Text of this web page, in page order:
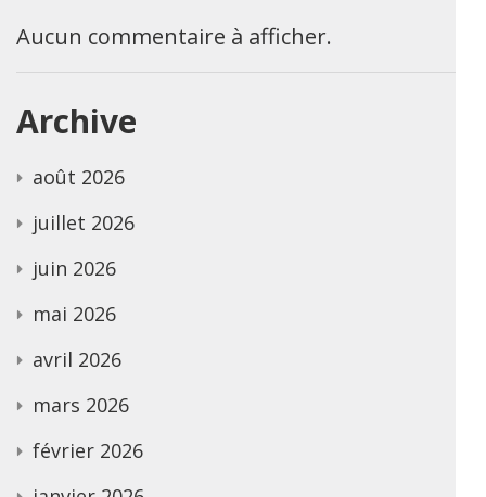
Aucun commentaire à afficher.
Archive
août 2026
juillet 2026
juin 2026
mai 2026
avril 2026
mars 2026
février 2026